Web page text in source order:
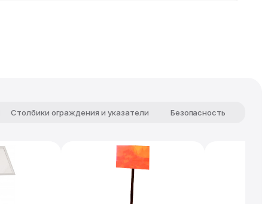
Столбики ограждения и указатели Безопасность